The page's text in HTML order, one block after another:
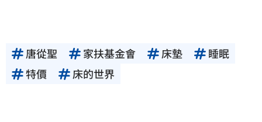
唐從聖 家扶基金會 床墊
睡眠
特價
床的世界